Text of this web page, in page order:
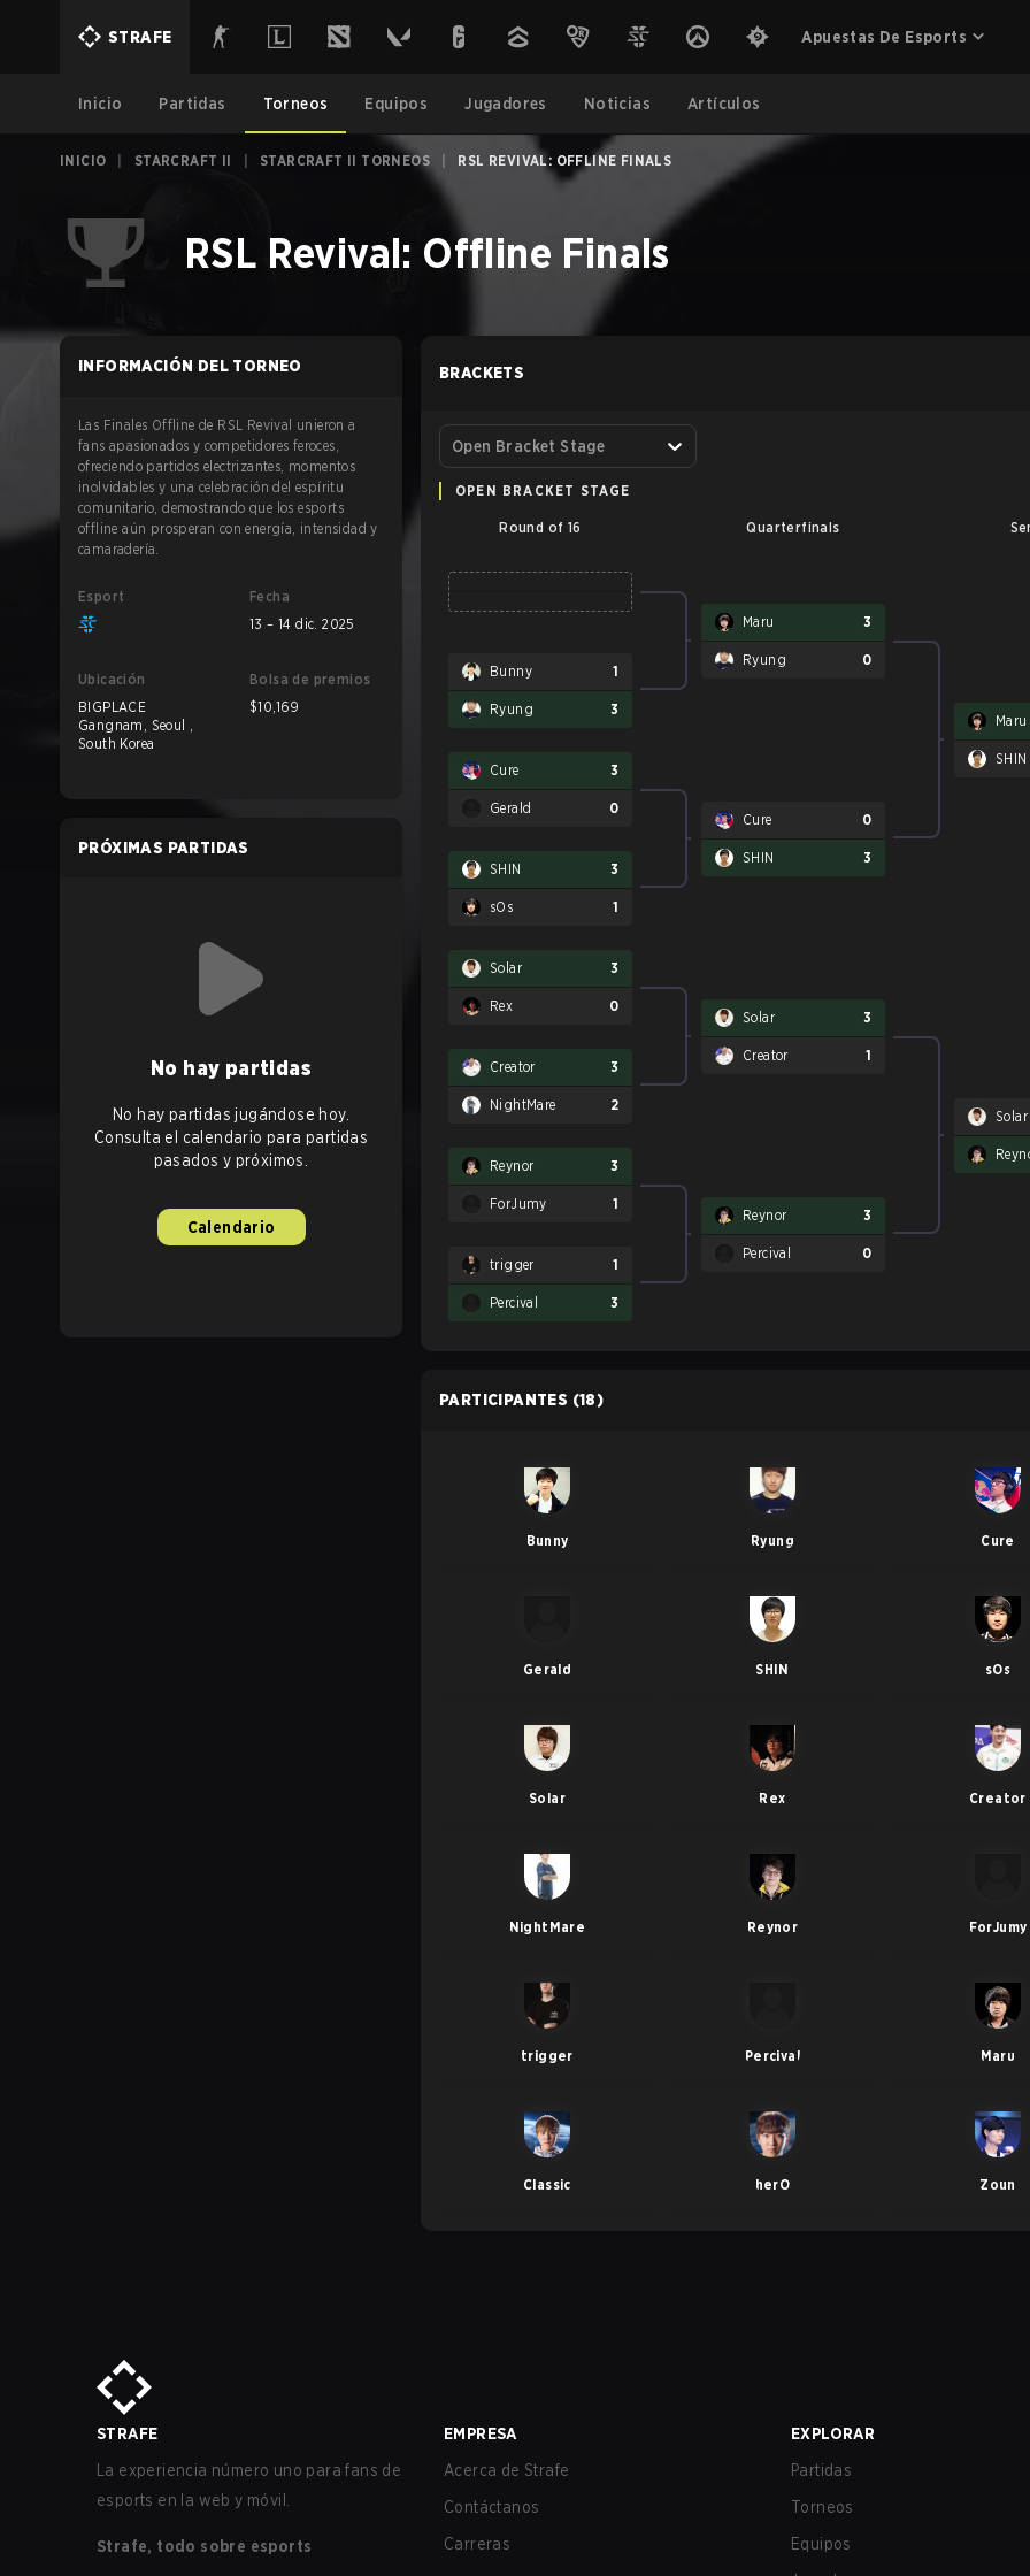
STRAFE Apuestas De Esports
Inicio Partidas Torneos Equipos Jugadores Noticias Artículos
INICIO STARCRAFT II STARCRAFT II TORNEOS RSL REVIVAL: OFFLINE FINALS
RSL Revival: Offline Finals
INFORMACIÓN DEL TORNEO
Las Finales Offline de RSL Revival unieron a
fans apasionados y competidores feroces,
ofreciendo partidos electrizantes, momentos
inolvidables y una celebración del espíritu
comunitario, demostrando que los esports
offline aún prosperan con energía, intensidad y
camaradería.
Esport
Fecha
13 – 14 dic. 2025
Ubicación
BIGPLACE
Gangnam, Seoul ,
South Korea
Bolsa de premios
$10,169
PRÓXIMAS PARTIDAS
No hay partidas
No hay partidas jugándose hoy.
Consulta el calendario para partidas
pasados y próximos.
Calendario
BRACKETS
Open Bracket Stage
OPEN BRACKET STAGE
Round of 16 Quarterfinals
Bunny 1
Ryung 3
Cure 3
Gerald 0
SHIN 3
sOs 1
Solar 3
Rex 0
Creator 3
NightMare 2
Reynor 3
ForJumy 1
trigger 1
Percival 3
Maru 3
Ryung 0
Cure 0
SHIN 3
Solar 3
Creator 1
Reynor 3
Percival 0
Maru
SHIN
Solar
PARTICIPANTES (18)
Bunny Ryung Cure
Gerald SHIN sOs
Solar Rex Creator
NightMare Reynor ForJumy
trigger Percival Maru
Classic herO Zoun
STRAFE
La experiencia número uno para fans de
esports en la web y móvil.
Strafe, todo sobre esports
EMPRESA
Acerca de Strafe
Contáctanos
Carreras
EXPLORAR
Partidas
Torneos
Equipos